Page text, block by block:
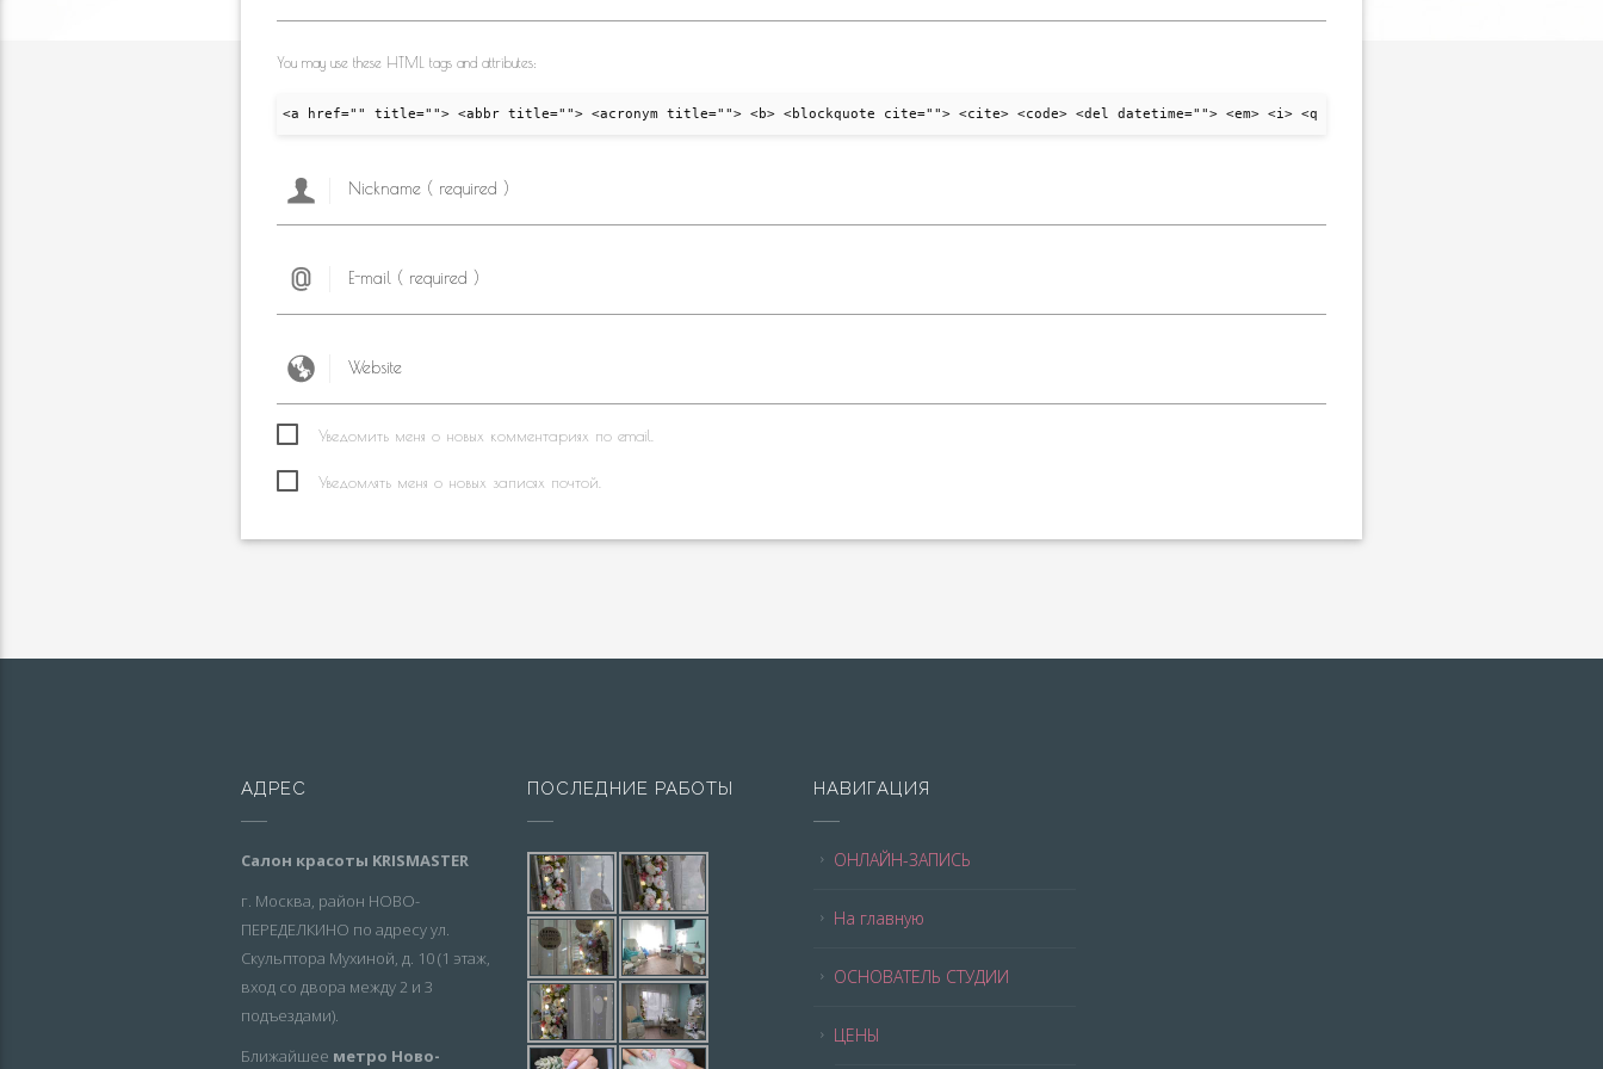
You may use these HTML tags and attributes:
<a href="" title=""> <abbr title=""> <acronym title=""> <b> <blockquote cite=""> <cite> <code> <del datetime=""> <em> <i> <q cite=""> <strike> <strong>
Уведомить меня о новых комментариях по email.
Уведомлять меня о новых записях почтой.
АДРЕС
Салон красоты KRISMASTER
г. Москва, район НОВО-
ПЕРЕДЕЛКИНО по адресу ул.
Скульптора Мухиной, д. 10 (1 этаж,
вход со двора между 2 и 3
подъездами).
Ближайшее метро Ново-
ПОСЛЕДНИЕ РАБОТЫ НАВИГАЦИЯ
ОНЛАЙН-ЗАПИСЬ
На главную
ОСНОВАТЕЛЬ СТУДИИ
ЦЕНЫ